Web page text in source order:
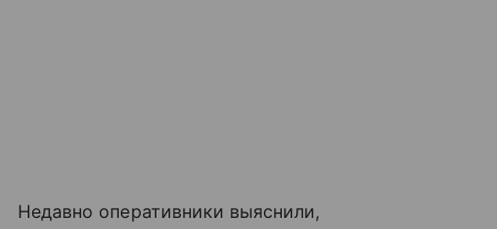
Недавно оперативники выяснили,